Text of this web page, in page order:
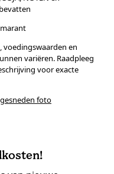
voedingswaarden en
variëren. Raadpleeg
voor exacte
foto